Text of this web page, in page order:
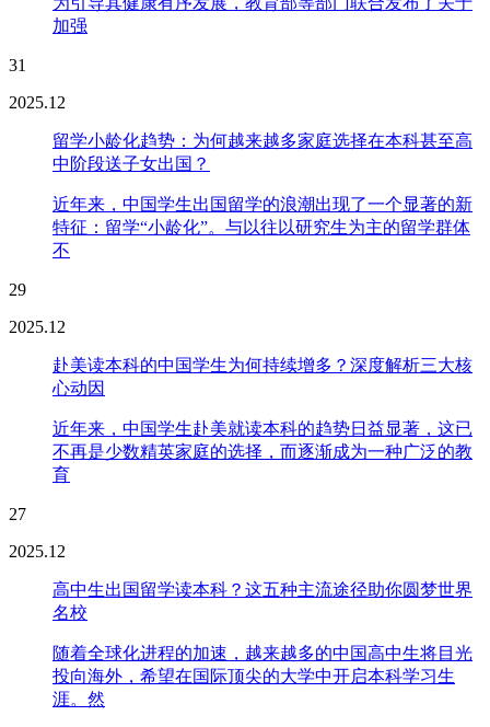
加强
31
2025.12
留学小龄化趋势：为何越来越多家庭选择在本科甚至高
中阶段送子女出国？
近年来，中国学生出国留学的浪潮出现了一个显著的新
特征：留学“小龄化”。与以往以研究生为主的留学群体
不
29
2025.12
赴美读本科的中国学生为何持续增多？深度解析三大核
心动因
近年来，中国学生赴美就读本科的趋势日益显著，这已
不再是少数精英家庭的选择，而逐渐成为一种广泛的教
育
27
2025.12
高中生出国留学读本科？这五种主流途径助你圆梦世界
名校
随着全球化进程的加速，越来越多的中国高中生将目光
投向海外，希望在国际顶尖的大学中开启本科学习生
涯。然